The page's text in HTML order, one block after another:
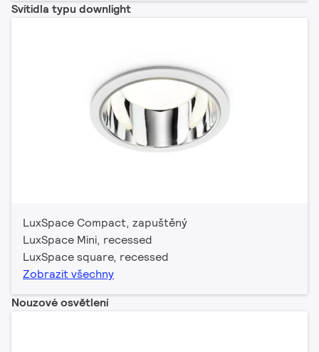
Svítidla typu downlight
LuxSpace Compact, zapuštěný
LuxSpace Mini, recessed
LuxSpace square, recessed
Zobrazit všechny
Nouzové osvětlení